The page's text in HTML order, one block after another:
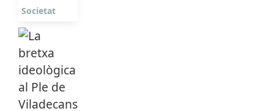
Societat